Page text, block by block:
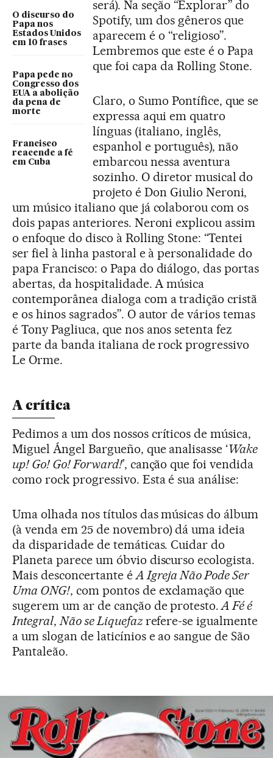
O discurso do
Papa nos
Estados Unidos
em 10 frases
Papa pede no
Congresso dos
EUA a abolição
da pena de
morte
Francisco
reacende a fé
em Cuba
será). Na seção “Explorar” do
Spotify, um dos gêneros que
aparecem é o “religioso”.
Lembremos que este é o Papa
que foi capa da Rolling Stone.
Claro, o Sumo Pontífice, que se
expressa aqui em quatro
línguas (italiano, inglês,
espanhol e português), não
embarcou nessa aventura
sozinho. O diretor musical do
projeto é Don Giulio Neroni,
um músico italiano que já colaborou com os
dois papas anteriores. Neroni explicou assim
o enfoque do disco à Rolling Stone: “Tentei
ser fiel à linha pastoral e à personalidade do
papa Francisco: o Papa do diálogo, das portas
abertas, da hospitalidade. A música
contemporânea dialoga com a tradição cristã
e os hinos sagrados”. O autor de vários temas
é Tony Pagliuca, que nos anos setenta fez
parte da banda italiana de rock progressivo
Le Orme.
A crítica
Pedimos a um dos nossos críticos de música,
Miguel Ángel Bargueño, que analisasse ‘Wake
up! Go! Go! Forward!’, canção que foi vendida
como rock progressivo. Esta é sua análise:
Uma olhada nos títulos das músicas do álbum
(à venda em 25 de novembro) dá uma ideia
da disparidade de temáticas. Cuidar do
Planeta parece um óbvio discurso ecologista.
Mais desconcertante éA Igreja Não Pode Ser
Uma ONG!, com pontos de exclamação que
sugerem um ar de canção de protesto.A Fé é
Integral,Não se Liquefazrefere-se igualmente
a um slogan de laticínios e ao sangue de São
Pantaleão.